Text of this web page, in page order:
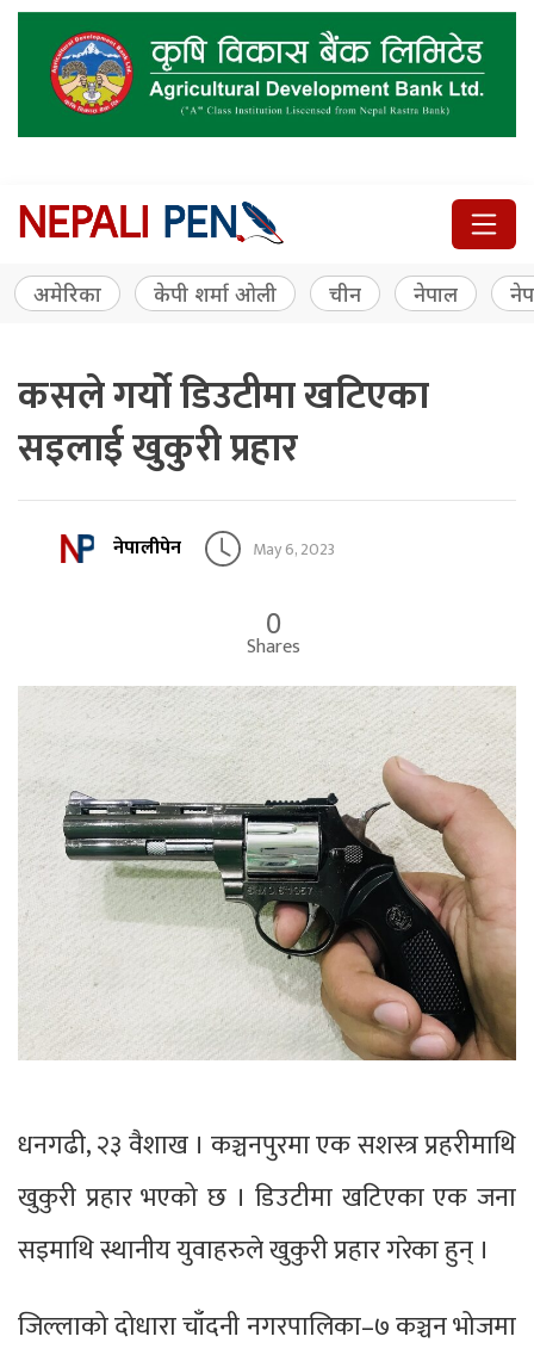
अमेरिका केपी शर्मा ओली चीन नेपाल
कसले गर्यो डिउटीमा खटिएका
सइलाई खुकुरी प्रहार
नेपालीपेन May 6, 2023
0
Shares
धनगढी, २३ वैशाख । कञ्चनपुरमा एक सशस्त्र प्रहरीमाथि
खुकुरी प्रहार भएको छ । डिउटीमा खटिएका एक जना
सइमाथि स्थानीय युवाहरुले खुकुरी प्रहार गरेका हुन् ।
जिल्लाको दोधारा चाँदनी नगरपालिका–७ कञ्चन भोजमा